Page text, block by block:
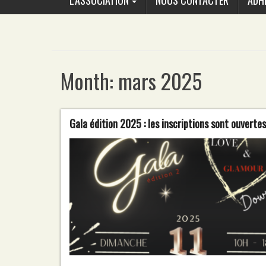
Month: mars 2025
Gala édition 2025 : les inscriptions sont